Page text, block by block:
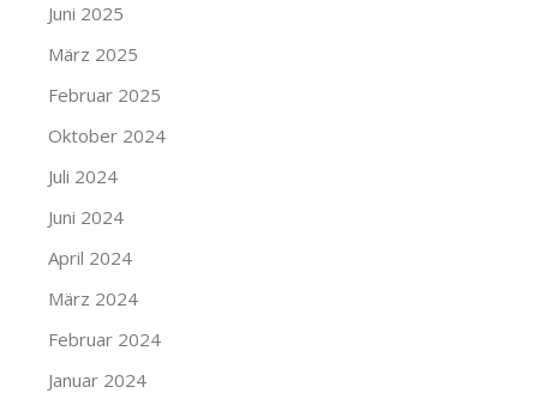
Juni 2025
März 2025
Februar 2025
Oktober 2024
Juli 2024
Juni 2024
April 2024
März 2024
Februar 2024
Januar 2024